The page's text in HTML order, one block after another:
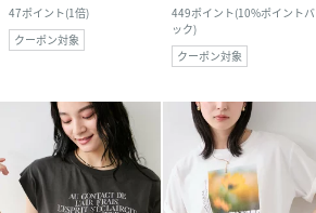
47ポイント(1倍)
クーポン対象
449ポイント(10%ポイントバ
ック)
クーポン対象